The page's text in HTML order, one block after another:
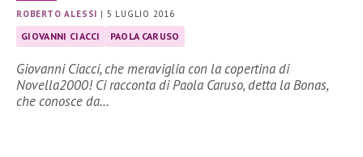
ROBERTO ALESSI | 5 LUGLIO 2016
GIOVANNI CIACCI PAOLA CARUSO
Giovanni Ciacci, che meraviglia con la copertina di
Novella2000! Ci racconta di Paola Caruso, detta la Bonas,
che conosce da…